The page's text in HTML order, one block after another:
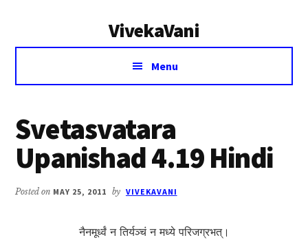
VivekaVani
Voice
Vivekananda
Menu
Svetasvatara
Upanishad 4.19 Hindi
Posted on MAY 25, 2011 by VIVEKAVANI
नैनमूर्ध्वं न तिर्यञ्चं न मध्ये परिजग्रभत्।